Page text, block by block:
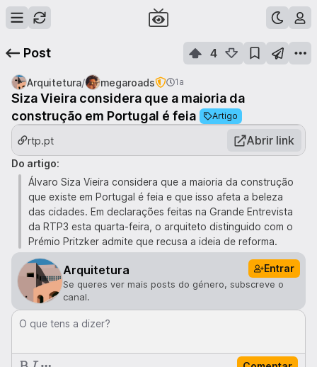
Post 4
Arquitetura/ megaroads 1a
Siza Vieira considera que a maioria da
construção em Portugal é feia
Artigo
rtp.pt Abrir link
Do artigo:
Álvaro Siza Vieira considera que a maioria da construção
que existe em Portugal é feia e que isso afeta a beleza
das cidades. Em declarações feitas na Grande Entrevista
da RTP3 esta quarta-feira, o arquiteto distinguido com o
Prémio Pritzker admite que recusa a ideia de reforma.
Arquitetura Entrar
Se queres ver mais posts do género, subscreve o
canal.
O que tens a dizer?